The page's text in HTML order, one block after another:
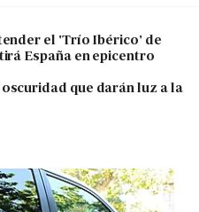
el 'Trío Ibérico' de
España en epicentro
que darán luz a la